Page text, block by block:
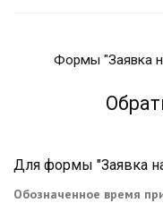
Формы "Заявка
Для формы "Заявка
Обозначенное время